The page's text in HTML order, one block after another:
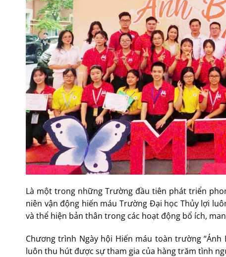
Là một trong những Trường đầu tiên phát triển
niên vận động hiến máu Trường Đại học Thủy lợi
và thể hiện bản thân trong các hoạt động bổ ích,
Chương trình Ngày hội Hiến máu toàn trường
luôn thu hút được sự tham gia của hàng trăm tình